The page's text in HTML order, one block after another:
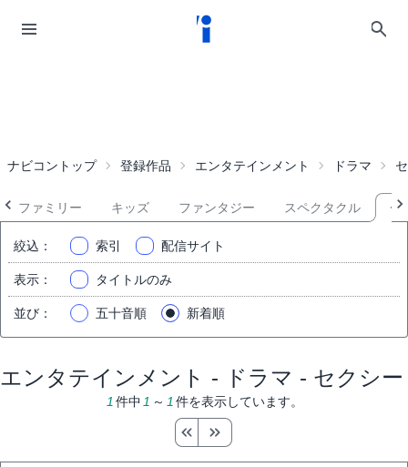
ナビコントップ 登録作品 エンタテインメント ドラマ
ファミリー キッズ ファンタジー スペクタクル セ
絞込 ： 索引 配信サイト
表示 ： タイトルのみ
並び ： 五十音順 新着順
エンタテインメント - ドラマ - セクシー
1 件中 1 ～ 1 件を表示しています。